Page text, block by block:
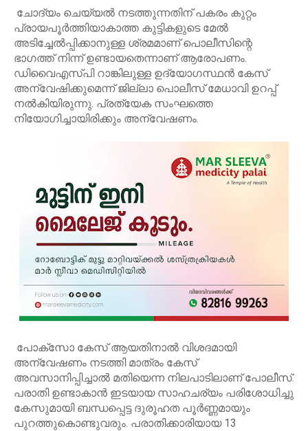
ചോദ്യം ചെയ്യൽ നടത്തുന്നതിന് പകരം കുറ്റം
പ്രായപൂർത്തിയാകാത്ത കുട്ടികളുടെ മേൽ
അടിച്ചേൽപ്പിക്കാനുള്ള ശ്രമമാണ് പൊലീസിന്റെ
ഭാഗത്ത് നിന്ന് ഉണ്ടായതെന്നാണ് ആരോപണം.
ഡിവൈഎസ്പി റാങ്കിലുള്ള ഉദ്യോഗസ്ഥൻ കേസ്
അന്വേഷിക്കുമെന്ന് ജില്ലാ പൊലീസ് മേധാവി ഉറപ്പ്
നൽകിയിരുന്നു. പ്രത്യേക സംഘത്തെ
നിയോഗിച്ചായിരിക്കും അന്വേഷണം.
പോക്സോ കേസ് ആയതിനാൽ വിശദമായി
അന്വേഷണം നടത്തി മാത്രം കേസ്
അവസാനിപ്പിച്ചാൽ മതിയെന്ന നിലപാടിലാണ് പോലീസ്.
പരാതി ഉണ്ടാകാൻ ഇടയായ സാഹചര്യം പരിശോധിച്ചു
കേസുമായി ബന്ധപ്പെട്ട ദുരൂഹത പൂർണ്ണമായും
പുറത്തുകൊണ്ടുവരും. പരാതിക്കാരിയായ 13